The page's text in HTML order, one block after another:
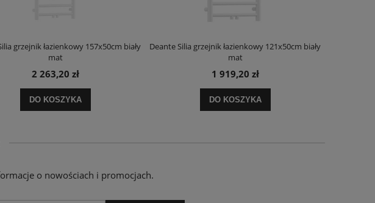
grzejnik łazienkowy 157x50cm biały
mat
2 263,20 zł
DO KOSZYKA
Deante Silia grzejnik łazienkowy 121x50cm biały
mat
1 919,20 zł
DO KOSZYKA
o nowościach i promocjach.